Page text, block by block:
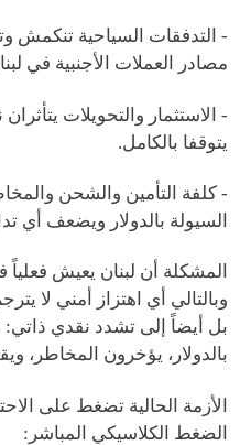
- التدفقات السياحية تنكمش
مصادر العملات الأجنبية في
- الاستثمار والتحويلات
يتوقفا بالكامل.
- كلفة التأمين والشحن
السيولة بالدولار ويضعف أي
المشكلة أن لبنان يعيش
وبالتالي أي اهتزاز أمني لا
بل أيضاً إلى تشدد نقدي ذاتي:
بالدولار، يؤخرون المخاطر،
الأزمة الحالية تضغط على
الضغط الكلاسيكي المباشر: